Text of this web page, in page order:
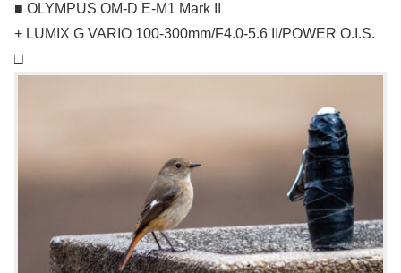
■ OLYMPUS OM-D E-M1 Mark II
+ LUMIX G VARIO 100-300mm/F4.0-5.6 II/POWER O.I.S.
□